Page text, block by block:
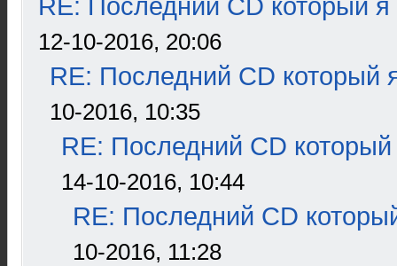
RE: Последний CD который я
12-10-2016, 20:06
RE: Последний CD который
10-2016, 10:35
RE: Последний CD который
14-10-2016, 10:44
RE: Последний CD
10-2016, 11:28